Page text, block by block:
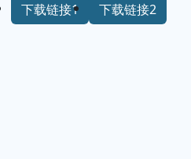
下载链接1 下载链接2